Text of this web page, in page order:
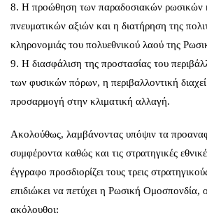
8. Η προώθηση των παραδοσιακών ρωσικών
πνευματικών αξιών και η διατήρηση της
κληρονομιάς του πολυεθνικού λαού της
9. Η διασφάλιση της προστασίας του
των φυσικών πόρων, η περιβαλλοντική
προσαρμογή στην κλιματική αλλαγή.
Ακολούθως, λαμβάνοντας υπόψιν τα
συμφέροντα καθώς και τις στρατηγικές
έγγραφο προσδιορίζει τους τρεις
επιδιώκει να πετύχει η Ρωσική Ομοσπονδία,
ακόλουθοι: